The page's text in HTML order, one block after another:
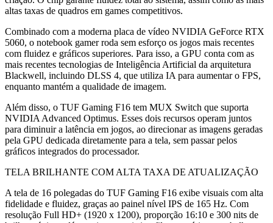
altas taxas de quadros em games competitivos.
Combinado com a moderna placa de vídeo NVIDIA GeForce RTX
5060, o notebook gamer roda sem esforço os jogos mais recentes
com fluidez e gráficos superiores. Para isso, a GPU conta com as
mais recentes tecnologias de Inteligência Artificial da arquitetura
Blackwell, incluindo DLSS 4, que utiliza IA para aumentar o FPS,
enquanto mantém a qualidade de imagem.
Além disso, o TUF Gaming F16 tem MUX Switch que suporta
NVIDIA Advanced Optimus. Esses dois recursos operam juntos
para diminuir a latência em jogos, ao direcionar as imagens geradas
pela GPU dedicada diretamente para a tela, sem passar pelos
gráficos integrados do processador.
TELA BRILHANTE COM ALTA TAXA DE ATUALIZAÇÃO
A tela de 16 polegadas do TUF Gaming F16 exibe visuais com alta
fidelidade e fluidez, graças ao painel nível IPS de 165 Hz. Com
resolução Full HD+ (1920 x 1200), proporção 16:10 e 300 nits de